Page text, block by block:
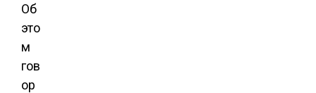
Об
это
м
гов
ор